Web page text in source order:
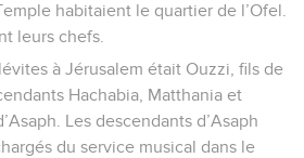
habitaient le quartier de l’Ofel.
leurs chefs.
à Jérusalem était Ouzzi, fils de
Hachabia, Matthania et
Les descendants d’Asaph
du service musical dans le